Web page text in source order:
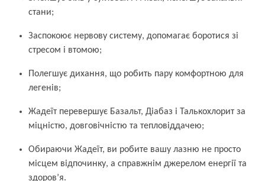
стани;
Заспокоює нервову систему, допомагає боротися зі
стресом і втомою;
Полегшує дихання, що робить пару комфортною для
легенів;
Жадеїт перевершує Базальт, Діабаз і Талькохлорит за
міцністю, довговічністю та тепловіддачею;
Обираючи Жадеїт, ви робите вашу лазню не просто
місцем відпочинку, а справжнім джерелом енергії та
здоров’я.